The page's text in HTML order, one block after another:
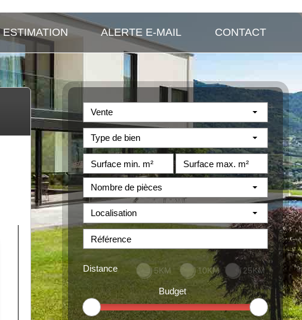
ESTIMATION ALERTE E-MAIL CONTACT
Vente
Type de bien
Nombre de pièces
Localisation
Distance 5KM 10KM 25KM
Budget